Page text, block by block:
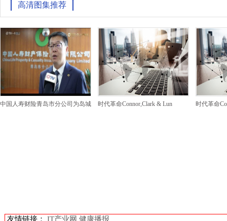
高清图集推荐
中国人寿财险青岛市分公司为岛城 时代革命Connor,Clark & Lun 时代革命
友情链接： IT产业网 健康播报